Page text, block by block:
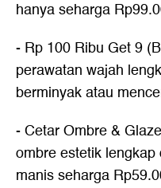
hanya seharga
- Rp 100 Ribu Get 9
perawatan wajah
berminyak atau
- Cetar Ombre &
ombre estetik
manis seharga